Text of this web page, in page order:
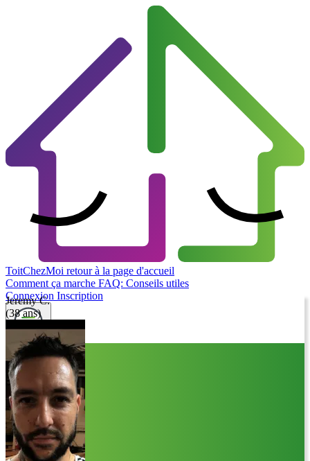
ToitChezMoi retour à la page d'accueil
Comment ça marche FAQ: Conseils utiles
Connexion Inscription
Jeremy C.
(38 ans)